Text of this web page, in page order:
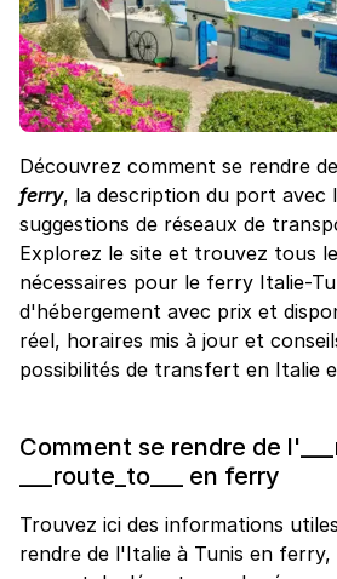
Découvrez comment se rendre de
ferry, la description du port avec
suggestions de réseaux de
Explorez le site et trouvez tous
nécessaires pour le ferry Italie-
d'hébergement avec prix et
réel, horaires mis à jour et
possibilités de transfert en Italie
Comment se rendre de
___route_to___ en ferry
Trouvez ici des informations
rendre de l'Italie à Tunis en